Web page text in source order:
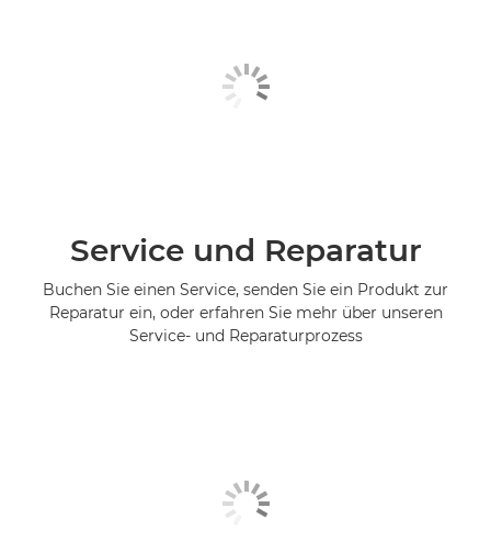
Service und Reparatur
Buchen Sie einen Service, senden Sie ein Produkt zur
Reparatur ein, oder erfahren Sie mehr über unseren
Service- und Reparaturprozess